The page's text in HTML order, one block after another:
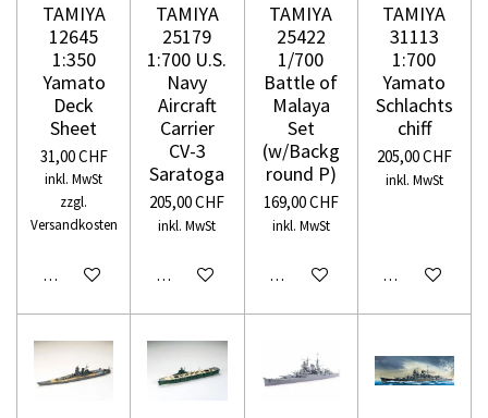
TAMIYA
12645
1:350
Yamato
Deck
Sheet
31,00 CHF
inkl. MwSt
zzgl.
Versandkosten
In den Warenkorb
TAMIYA
25179
1:700 U.S.
Navy
Aircraft
Carrier
CV-3
Saratoga
205,00 CHF
inkl. MwSt
In den Warenkorb
TAMIYA
25422
1/700
Battle of
Malaya
Set
(w/Backg
round P)
169,00 CHF
inkl. MwSt
In den Warenkorb
TAMIYA
31113
1:700
Yamato
Schlachts
chiff
205,00 CHF
inkl. MwSt
In den